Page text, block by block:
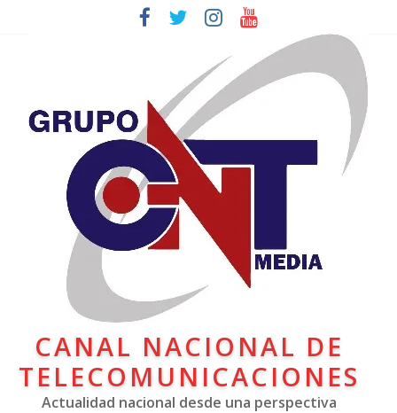
CANAL NACIONAL DE
TELECOMUNICACIONES
Actualidad nacional desde una perspectiva